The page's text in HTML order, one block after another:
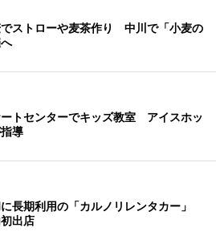
ストローや麦茶作り 中川で「小麦の
トセンターでキッズ教室 アイスホッ
導
長期利用の「カルノリレンタカー」
出店